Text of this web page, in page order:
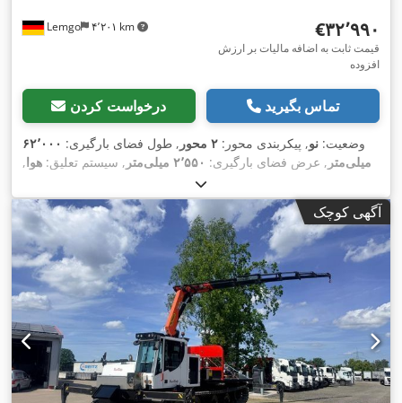
Lemgo ۴٬۲۰۱ km ‎€۳۲٬۹۹۰
قیمت ثابت به اضافه مالیات بر ارزش
افزوده
درخواست کردن تماس بگیرید
وضعیت: نو, پیکربندی محور: ۲ محور , طول فضای بارگیری: ۶۲٬۰۰۰
میلی‌متر , عرض فضای بارگیری: ۲٬۵۵۰ میلی‌متر , سیستم تعلیق: هوا,
, فاصله بین دو محور:
سیاه,
آگهی کوچک